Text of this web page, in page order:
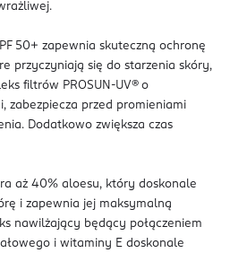
50+ zapewnia skuteczną ochronę
przyczyniają się do starzenia skóry,
filtrów PROSUN-UV® o
zabezpiecza przed promieniami
Dodatkowo zwiększa czas
aż 40% aloesu, który doskonale
i zapewnia jej maksymalną
nawilżający będący połączeniem
i witaminy E doskonale